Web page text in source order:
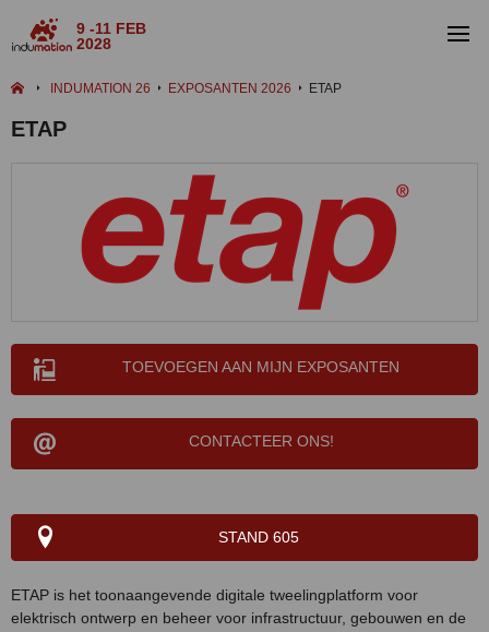
9 -11 FEB
2028
INDUMATION 26 EXPOSANTEN 2026 ETAP
ETAP
TOEVOEGEN AAN MIJN EXPOSANTEN
CONTACTEER ONS!
STAND 605
ETAP is het toonaangevende digitale tweelingplatform voor
elektrisch ontwerp en beheer voor infrastructuur, gebouwen en de